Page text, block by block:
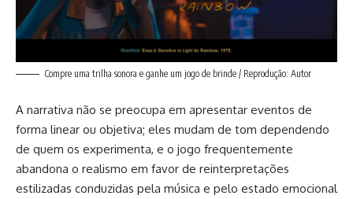
Compre uma trilha sonora e ganhe um jogo de brinde / Reprodução: Autor
A narrativa não se preocupa em apresentar eventos de
forma linear ou objetiva; eles mudam de tom dependendo
de quem os experimenta, e o jogo frequentemente
abandona o realismo em favor de reinterpretações
estilizadas conduzidas pela música e pelo estado emocional